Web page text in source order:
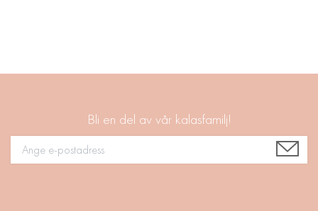
Bli en del av vår kalasfamilj!